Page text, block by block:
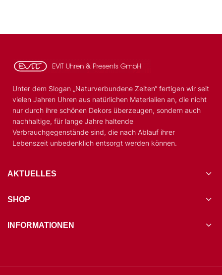
Unter dem Slogan „Naturverbundene Zeiten“ fertigen wir seit
vielen Jahren Uhren aus natürlichen Materialien an, die nicht
nur durch ihre schönen Dekors überzeugen, sondern auch
nachhaltige, für lange Jahre haltende
Verbrauchgegenstände sind, die nach Ablauf ihrer
Lebenszeit unbedenklich entsorgt werden können.
AKTUELLES
SHOP
INFORMATIONEN